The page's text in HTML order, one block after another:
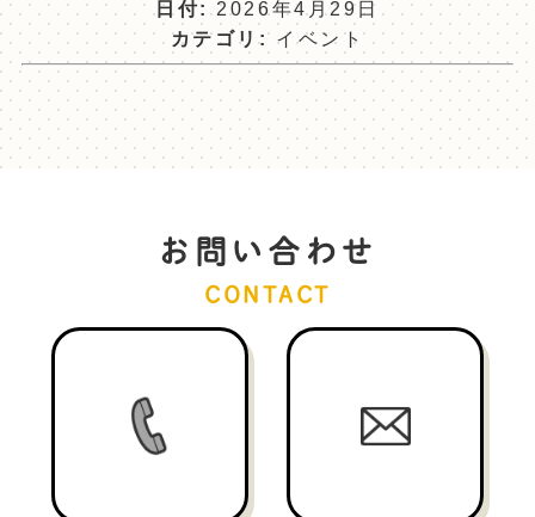
日付:
2026年4月29日
カテゴリ: イベント
お問い合わせ
CONTACT